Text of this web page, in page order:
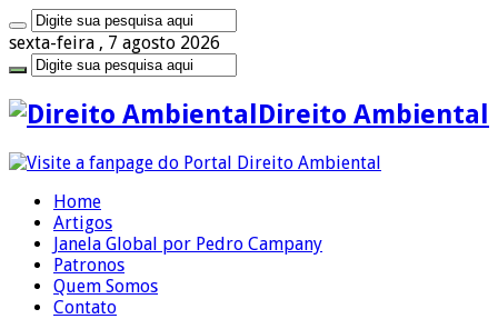
sexta-feira , 7 agosto 2026
Direito Ambiental
Home
Artigos
Janela Global por Pedro Campany
Patronos
Quem Somos
Contato